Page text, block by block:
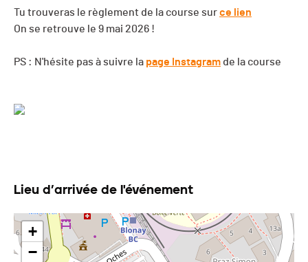
Tu trouveras le règlement de la course surce lien
On se retrouve le 9 mai 2026 !
PS : N'hésite pas à suivre la page Instagram de la course
Lieu d’arrivée de l'événement
+
−